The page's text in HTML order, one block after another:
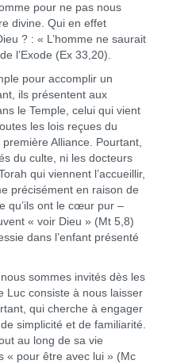
pour ne pas nous
divine. Qui en effet
? : « L’homme ne saurait
l’Exode (Ex 33,20).
pour accomplir un
ils présentent aux
le Temple, celui qui vient
les lois reçues du
Alliance. Pourtant,
du culte, ni les docteurs
qui viennent l’accueillir,
précisément en raison de
qu’ils ont le cœur pur –
« voir Dieu » (Mt 5,8)
dans l’enfant présenté
sommes invités dès les
Luc consiste à nous laisser
qui cherche à engager
simplicité et de familiarité.
au long de sa vie
« pour être avec lui » (Mc